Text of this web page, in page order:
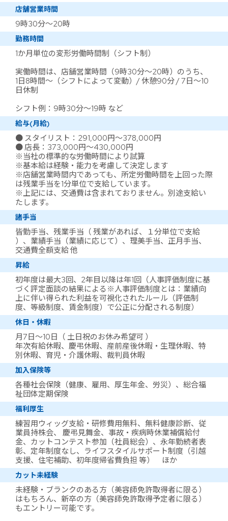
店舗営業時間
9時30分～20時
勤務時間
1か月単位の変形労働時間制（シフト制）
実働時間は、店舗営業時間（9時30分～20時）のうち、
1日8時間～（シフトによって変動）/ 休憩90分 / 7日～10
日休制
シフト例：9時30分～19時 など
給与(月給)
● スタイリスト：291,000円～378,000円
● 店長：373,000円～430,000円
※当社の標準的な労働時間により試算
※基本給は経験・能力を考慮して決定します
※店舗営業時間内であっても、所定労働時間を上回った際
は残業手当を1分単位で支給しています。
※上記には、交通費は含まれておりません。別途支給い
たします。
諸手当
皆勤手当、残業手当（ 残業があれば、１分単位で支給
）、業績手当（業績に応じて）、理美手当、正月手当、
交通費全額支給 他
昇給
初年度は最大3回、2年目以降は年1回（人事評価制度に基
づく評定面談の結果による※人事評価制度とは：業績向
上に伴い得られた利益を可視化されたルール（評価制
度、等級制度、賃金制度）で公正に分配される制度）
休日・休暇
月7日～10日（ 土日祝のお休み希望可 ）
年次有給休暇、慶弔休暇、産前産後休暇・生理休暇、特
別休暇、育児・介護休暇、裁判員休暇
加入保険等
各種社会保険（健康、雇用、厚生年金、労災）、総合福
祉団体定期保険
福利厚生
練習用ウィッグ支給・研修費用無料、無料健康診断、従
業員持株会、 慶弔見舞金、事故・疾病時休業補償給付
金、カットコンテスト参加（社員総会）、永年勤続者表
彰、定年制度なし、ライフスタイルサポート制度（引越
支援、住宅補助、初年度帰省費負担 等） ほか
カット未経験
未経験・ブランクのある方（美容師免許取得者に限る）
はもちろん、新卒の方（美容師免許取得予定者に限る）
もエントリー可能です。